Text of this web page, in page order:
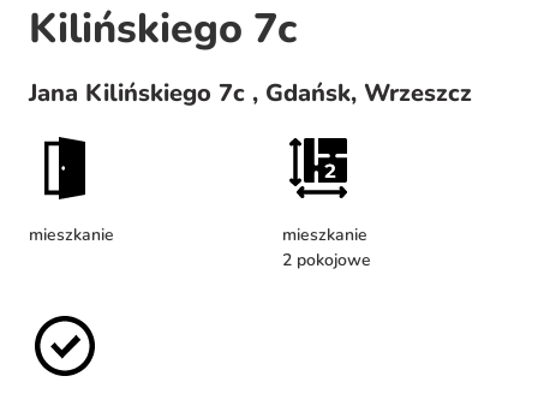
Kilińskiego 7c
Jana Kilińskiego 7c , Gdańsk, Wrzeszcz
mieszkanie
mieszkanie
2 pokojowe